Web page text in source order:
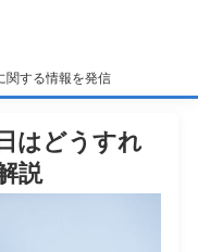
関する情報を発信
はどうすれ
説